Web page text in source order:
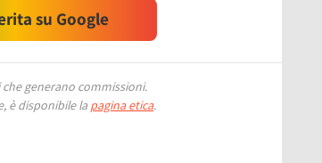
su Google
generano commissioni.
è disponibile la pagina etica.